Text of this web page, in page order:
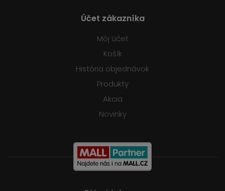
Účet zákazníka
Môj účet
Košík
História objednávok
Produkty
Akcia
Novinky